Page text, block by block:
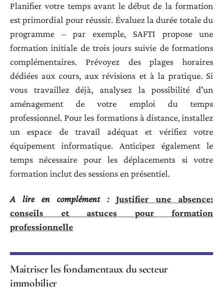
Planifier votre temps avant le début de la formation
est primordial pour réussir. Évaluez la durée totale du
programme – par exemple, SAFTI propose une
formation initiale de trois jours suivie de formations
complémentaires. Prévoyez des plages horaires
dédiées aux cours, aux révisions et à la pratique. Si
vous travaillez déjà, analysez la possibilité d'un
aménagement de votre emploi du temps
professionnel. Pour les formations à distance, installez
un espace de travail adéquat et vérifiez votre
équipement informatique. Anticipez également le
temps nécessaire pour les déplacements si votre
formation inclut des sessions en présentiel.
A lire en complément :
Justifier une absence:
conseils et astuces pour formation
professionnelle
Maîtriser les fondamentaux du secteur
immobilier